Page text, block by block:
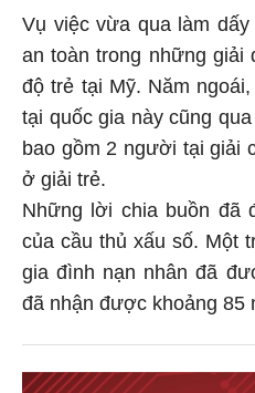
Vụ việc vừa qua làm
an toàn trong những giải
độ trẻ tại Mỹ. Năm
tại quốc gia này cũng
bao gồm 2 người tại giải
ở giải trẻ.
Những lời chia buồn đã
của cầu thủ xấu số. Một
gia đình nạn nhân đã
đã nhận được khoảng 85